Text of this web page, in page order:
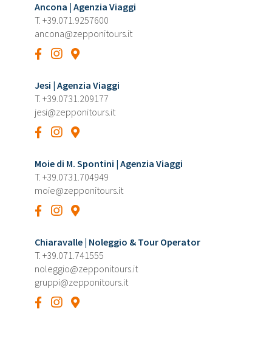
Ancona | Agenzia Viaggi
T. +39.071.9257600
ancona@zepponitours.it
Jesi | Agenzia Viaggi
T. +39.0731.209177
jesi@zepponitours.it
Moie di M. Spontini | Agenzia Viaggi
T. +39.0731.704949
moie@zepponitours.it
Chiaravalle | Noleggio & Tour Operator
T. +39.071.741555
noleggio@zepponitours.it
gruppi@zepponitours.it